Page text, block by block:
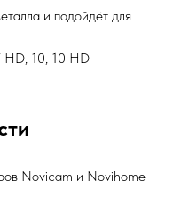
и подойдёт для
10, 10 HD
Novicam и Novihome